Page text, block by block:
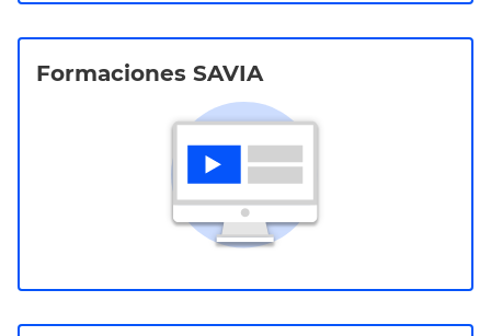
Formaciones SAVIA